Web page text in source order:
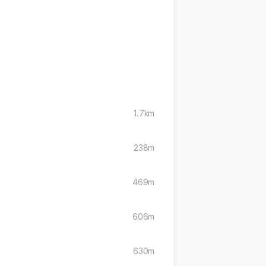
1.7km
238m
469m
606m
630m